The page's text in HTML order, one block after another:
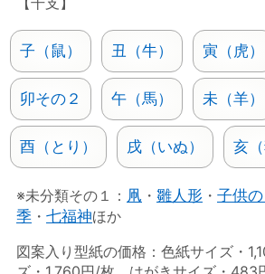
子（鼠） 丑（牛） 寅（虎）
卯その２ 午（馬） 未（羊）
酉（とり） 戌（いぬ） 亥（
※未分類その１： 凧 ・ 雛人形 ・ 子供の
季 ・ 七福神ほか
図案入り型紙の価格：色紙サイズ・